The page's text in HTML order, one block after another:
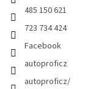
485 150 621
723 734 424
Facebook
autoproficz
autoproficz/